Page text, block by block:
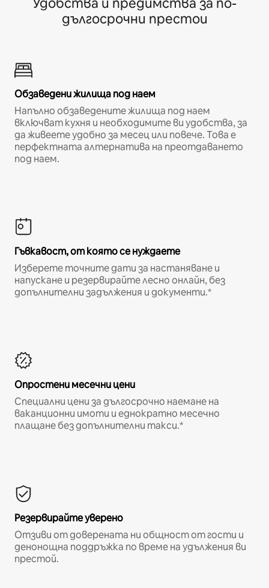
дългосрочни престои
Обзаведени жилища под наем
Напълно обзаведените жилища под наем
включват кухня и необходимите ви удобства, за
да живеете удобно за месец или повече. Това е
перфектната алтернатива на преотдаването
под наем.
Гъвкавост, от която се нуждаете
Изберете точните дати за настаняване и
напускане и резервирайте лесно онлайн, без
допълнителни задължения и документи.*
Опростени месечни цени
Специални цени за дългосрочно наемане на
ваканционни имоти и еднократно месечно
плащане без допълнителни такси.*
Резервирайте уверено
Отзиви от доверената ни общност от гости и
денонощна поддръжка по време на удължения ви
престой.